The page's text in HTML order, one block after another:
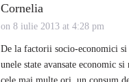
Cornelia
on 8 iulie 2013 at 4:28 pm
De la factorii socio-economici
unele state avansate economic